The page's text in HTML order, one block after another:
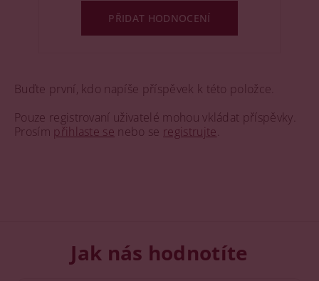
Buďte první, kdo napíše příspěvek k této položce.
Pouze registrovaní uživatelé mohou vkládat příspěvky.
Prosím přihlaste se nebo se registrujte
PŘIDAT HODNOCENÍ
Jak nás hodnotíte